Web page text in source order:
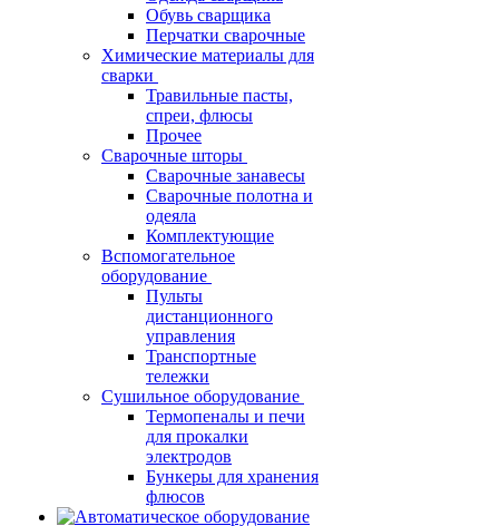
Обувь сварщика
Перчатки сварочные
Химические материалы для
сварки
Травильные пасты,
спреи, флюсы
Прочее
Сварочные шторы
Сварочные занавесы
Сварочные полотна и
одеяла
Комплектующие
Вспомогательное
оборудование
Пульты
дистанционного
управления
Транспортные
тележки
Сушильное оборудование
Термопеналы и печи
для прокалки
электродов
Бункеры для хранения
флюсов